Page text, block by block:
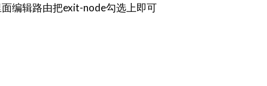
编辑路由把exit-node勾选上即可